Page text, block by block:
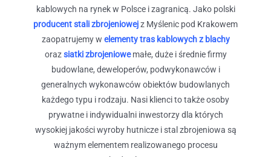
kablowych na rynek w Polsce i zagranicą. Jako polski
producent stali zbrojeniowejz Myślenic pod Krakowem
zaopatrujemy w elementy tras kablowych z blachy
orazsiatki zbrojeniowemałe, duże i średnie firmy
budowlane, deweloperów, podwykonawców i
generalnych wykonawców obiektów budowlanych
każdego typu i rodzaju. Nasi klienci to także osoby
prywatne i indywidualni inwestorzy dla których
wysokiej jakości wyroby hutnicze i stal zbrojeniowa są
ważnym elementem realizowanego procesu